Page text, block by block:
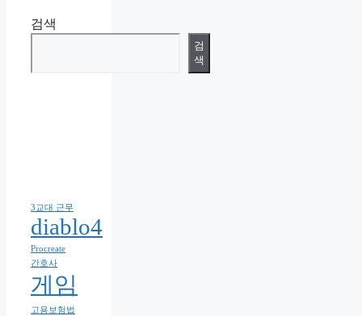
검색
검
색
3교대 근무
diablo4
Procreate
간호사
게임
고용보험법